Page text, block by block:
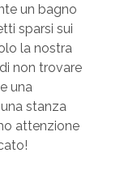
un bagno
sparsi sui
la nostra
non trovare
una
stanza
attenzione